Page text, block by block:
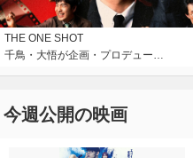
THE ONE SHOT
千鳥・大悟が企画・プロデュー…
今週公開の映画